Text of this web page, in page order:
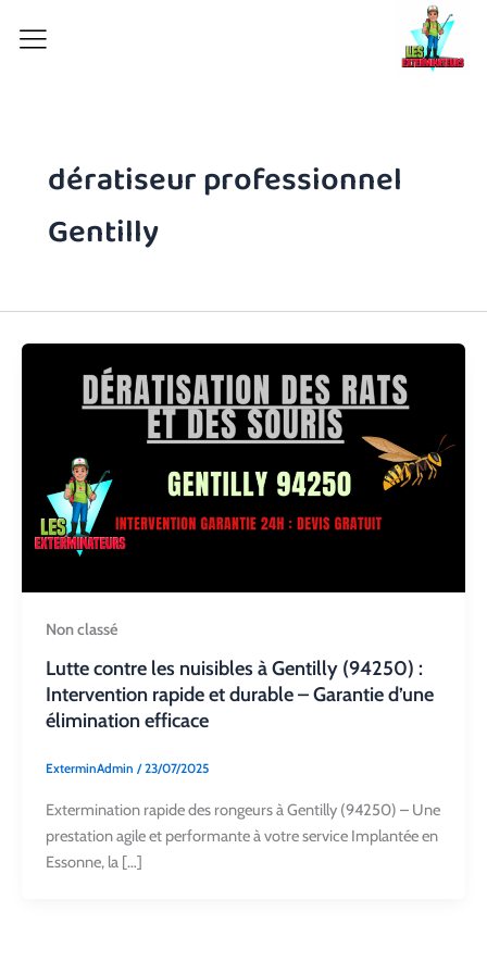
dératiseur professionnel
Gentilly
Non classé
Lutte contre les nuisibles à Gentilly (94250) :
Intervention rapide et durable – Garantie d’une
élimination efficace
ExterminAdmin /23/07/2025
Extermination rapide des rongeurs à Gentilly (94250) – Une
prestation agile et performante à votre service Implantée en
Essonne, la […]